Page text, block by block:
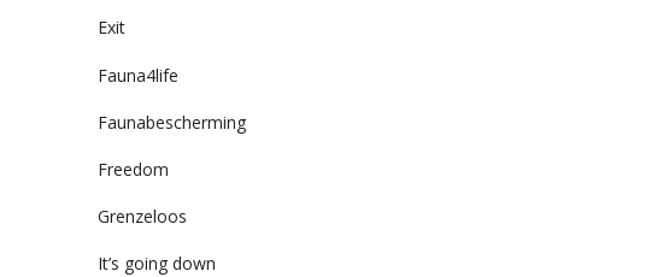
Exit
Fauna4life
Faunabescherming
Freedom
Grenzeloos
It’s going down